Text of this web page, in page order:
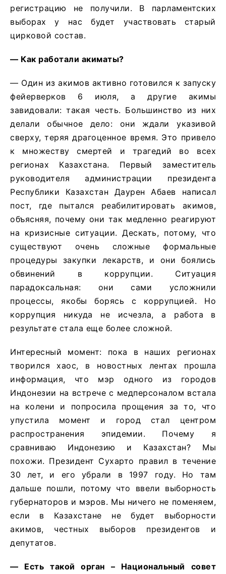
регистрацию не получили. В парламентских
выборах у нас будет участвовать старый
цирковой состав.
— Как работали акиматы?
— Один из акимов активно готовился к запуску
фейерверков 6 июля, а другие акимы
завидовали: такая честь. Большинство из них
делали обычное дело: они ждали указивой
сверху, теряя драгоценное время. Это привело
к множеству смертей и трагедий во всех
регионах Казахстана. Первый заместитель
руководителя администрации президента
Республики Казахстан Даурен Абаев написал
пост, где пытался реабилитировать акимов,
объясняя, почему они так медленно реагируют
на кризисные ситуации. Дескать, потому, что
существуют очень сложные формальные
процедуры закупки лекарств, и они боялись
обвинений в коррупции. Ситуация
парадоксальная: они сами усложнили
процессы, якобы борясь с коррупцией. Но
коррупция никуда не исчезла, а работа в
результате стала еще более сложной.
Интересный момент: пока в наших регионах
творился хаос, в новостных лентах прошла
информация, что мэр одного из городов
Индонезии на встрече с медперсоналом встала
на колени и попросила прощения за то, что
упустила момент и город стал центром
распространения эпидемии. Почему я
сравниваю Индонезию и Казахстан? Мы
похожи. Президент Сухарто правил в течение
30 лет, и его убрали в 1997 году. Но там
дальше пошли, потому что ввели выборность
губернаторов и мэров. Мы ничего не поменяем,
если в Казахстане не будет выборности
акимов, честных выборов президентов и
депутатов.
— Есть такой орган – Национальный совет